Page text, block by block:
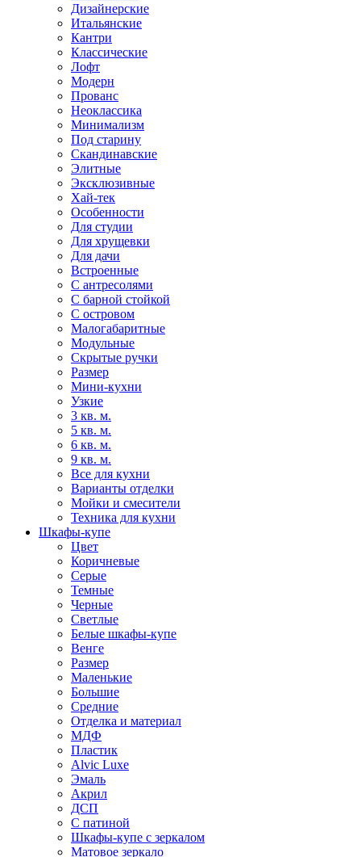
Дизайнерские
Итальянские
Кантри
Классические
Лофт
Модерн
Прованс
Неоклассика
Минимализм
Под старину
Скандинавские
Элитные
Эксклюзивные
Хай-тек
Особенности
Для студии
Для хрущевки
Для дачи
Встроенные
С антресолями
С барной стойкой
С островом
Малогабаритные
Модульные
Скрытые ручки
Размер
Мини-кухни
Узкие
3 кв. м.
5 кв. м.
6 кв. м.
9 кв. м.
Все для кухни
Варианты отделки
Мойки и смесители
Техника для кухни
Шкафы-купе
Цвет
Коричневые
Серые
Темные
Черные
Светлые
Белые шкафы-купе
Венге
Размер
Маленькие
Большие
Средние
Отделка и материал
МДФ
Пластик
Alvic Luxe
Эмаль
Акрил
ДСП
С патиной
Шкафы-купе с зеркалом
Матовое зеркало